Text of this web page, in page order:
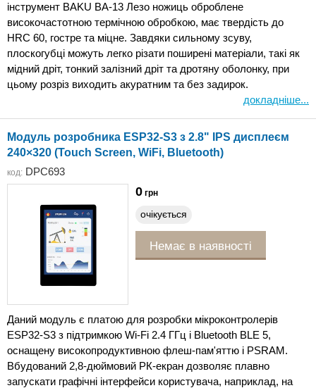
інструмент BAKU BA-13 Лезо ножиць оброблене
високочастотною термічною обробкою, має твердість до
HRC 60, гостре та міцне. Завдяки сильному зсуву,
плоскогубці можуть легко різати поширені матеріали, такі як
мідний дріт, тонкий залізний дріт та дротяну оболонку, при
цьому розріз виходить акуратним та без задирок.
докладніше...
Модуль розробника ESP32-S3 з 2.8" IPS дисплеєм
240×320 (Touch Screen, WiFi, Bluetooth)
код: DPC693
0 грн
очікується
Немає в наявності
Даний модуль є платою для розробки мікроконтролерів
ESP32-S3 з підтримкою Wi-Fi 2.4 ГГц і Bluetooth BLE 5,
оснащену високопродуктивною флеш-пам'яттю і PSRAM.
Вбудований 2,8-дюймовий РК-екран дозволяє плавно
запускати графічні інтерфейси користувача, наприклад, на